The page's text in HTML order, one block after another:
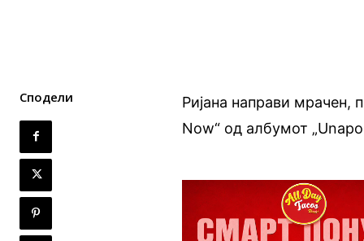
Сподели
Ријана направи мрачен,
Now“ од албумот